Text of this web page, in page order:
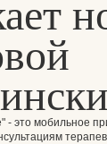
- это мобильное